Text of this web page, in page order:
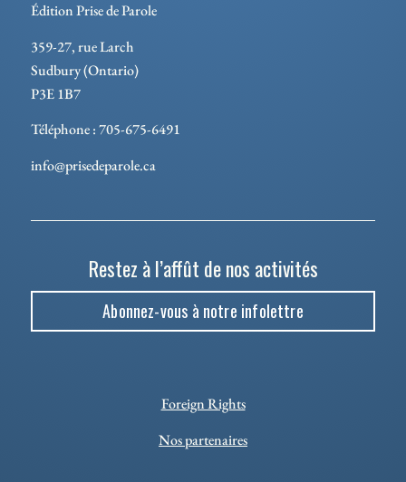
Édition Prise de Parole
359-27, rue Larch
Sudbury (Ontario)
P3E 1B7
Téléphone : 705-675-6491
info@prisedeparole.ca
Restez à l’affût de nos activités
Abonnez-vous à notre infolettre
Foreign Rights
Nos partenaires